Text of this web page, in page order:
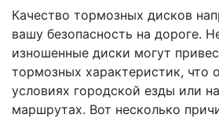
Качество тормозных дисков
вашу безопасность на дороге.
изношенные диски могут
тормозных характеристик, что
условиях городской езды или
маршрутах. Вот несколько